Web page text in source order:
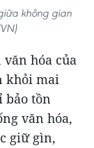
không gian
hóa của
khỏi mai
bảo tồn
văn hóa,
giữ gìn,